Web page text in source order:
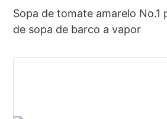
Sopa de tomate amarelo No.1
de sopa de barco a vapor